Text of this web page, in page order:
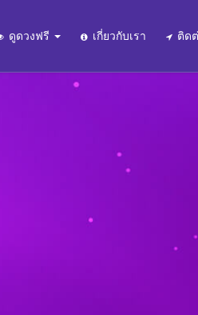
ดูดวงฟรี เกี่ยวกับเรา ติด